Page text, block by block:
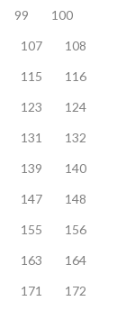
99
100
107
108
115
116
123
124
131
132
139
140
147
148
155
156
163
164
171 172